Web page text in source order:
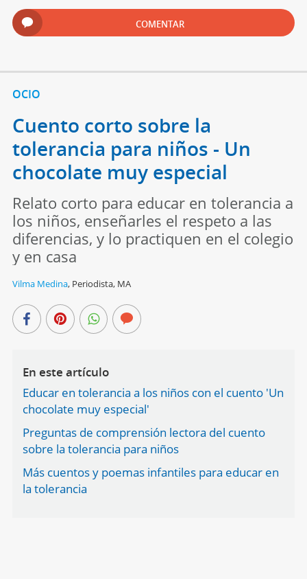
COMENTAR
OCIO
Cuento corto sobre la
tolerancia para niños - Un
chocolate muy especial
Relato corto para educar en tolerancia a
los niños, enseñarles el respeto a las
diferencias, y lo practiquen en el colegio
y en casa
Vilma Medina, Periodista, MA
En este artículo
Educar en tolerancia a los niños con el cuento 'Un
chocolate muy especial'
Preguntas de comprensión lectora del cuento
sobre la tolerancia para niños
Más cuentos y poemas infantiles para educar en
la tolerancia